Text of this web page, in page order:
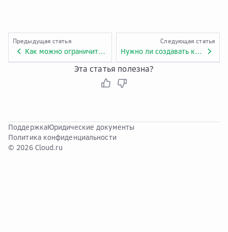
Предыдущая статья
Как можно ограничить информацию по запросам среди третьих лиц, которые вызывают тот же API при использовании App authentication?
Следующая статья
Нужно ли создавать клиентские приложения (App) для API, чтобы его можно было вызвать с использованием App authentication?
Эта статья полезна?
ПоддержкаЮридические документы
Политика конфиденциальности
© 2026 Cloud.ru